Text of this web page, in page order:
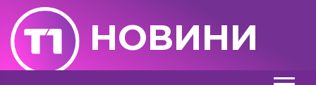
НОВИНИ